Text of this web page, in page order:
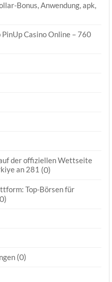
Bonus, Anwendung, apk,
Casino Online – 760
der offiziellen Wettseite
an 281 (0)
Top-Börsen für
(0)